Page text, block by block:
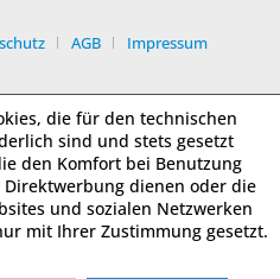
AGB Impressum
die für den technischen
sind und stets gesetzt
den Komfort bei Benutzung
dienen oder die
und sozialen Netzwerken
mit Ihrer Zustimmung gesetzt.